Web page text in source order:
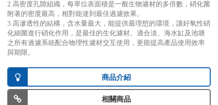
2.高密度孔隙組織，每單位表面積是一般生物濾材的多倍數，硝化菌
附著的密度最高，相對能達到最佳過濾效果。
3.高滲透性的結構，含水量最大，能提供最理想的環境，讓好氧性硝
化細菌進行硝化作用，是最佳的生化濾材。適合淡、海水缸及池塘
之所有過濾系統配合物理性濾材交互使用，更能提高產品使用效率
與期限。
商品介紹
相關商品